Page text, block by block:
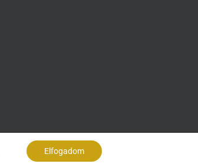
Elfogadom